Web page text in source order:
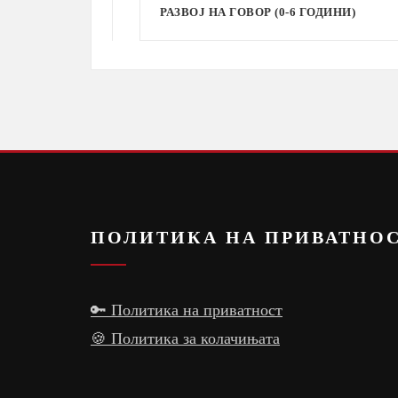
РАЗВОЈ НА ГОВОР (0-6 ГОДИНИ)
ПОЛИТИКА НА
🔑 Политика на приватност
🍪 Политика за колачињата